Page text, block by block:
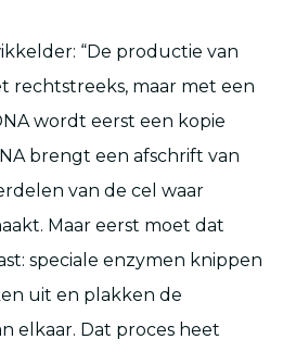
“De productie van
rechtstreeks, maar met een
wordt eerst een kopie
brengt een afschrift van
van de cel waar
Maar eerst moet dat
speciale enzymen knippen
uit en plakken de
elkaar. Dat proces heet